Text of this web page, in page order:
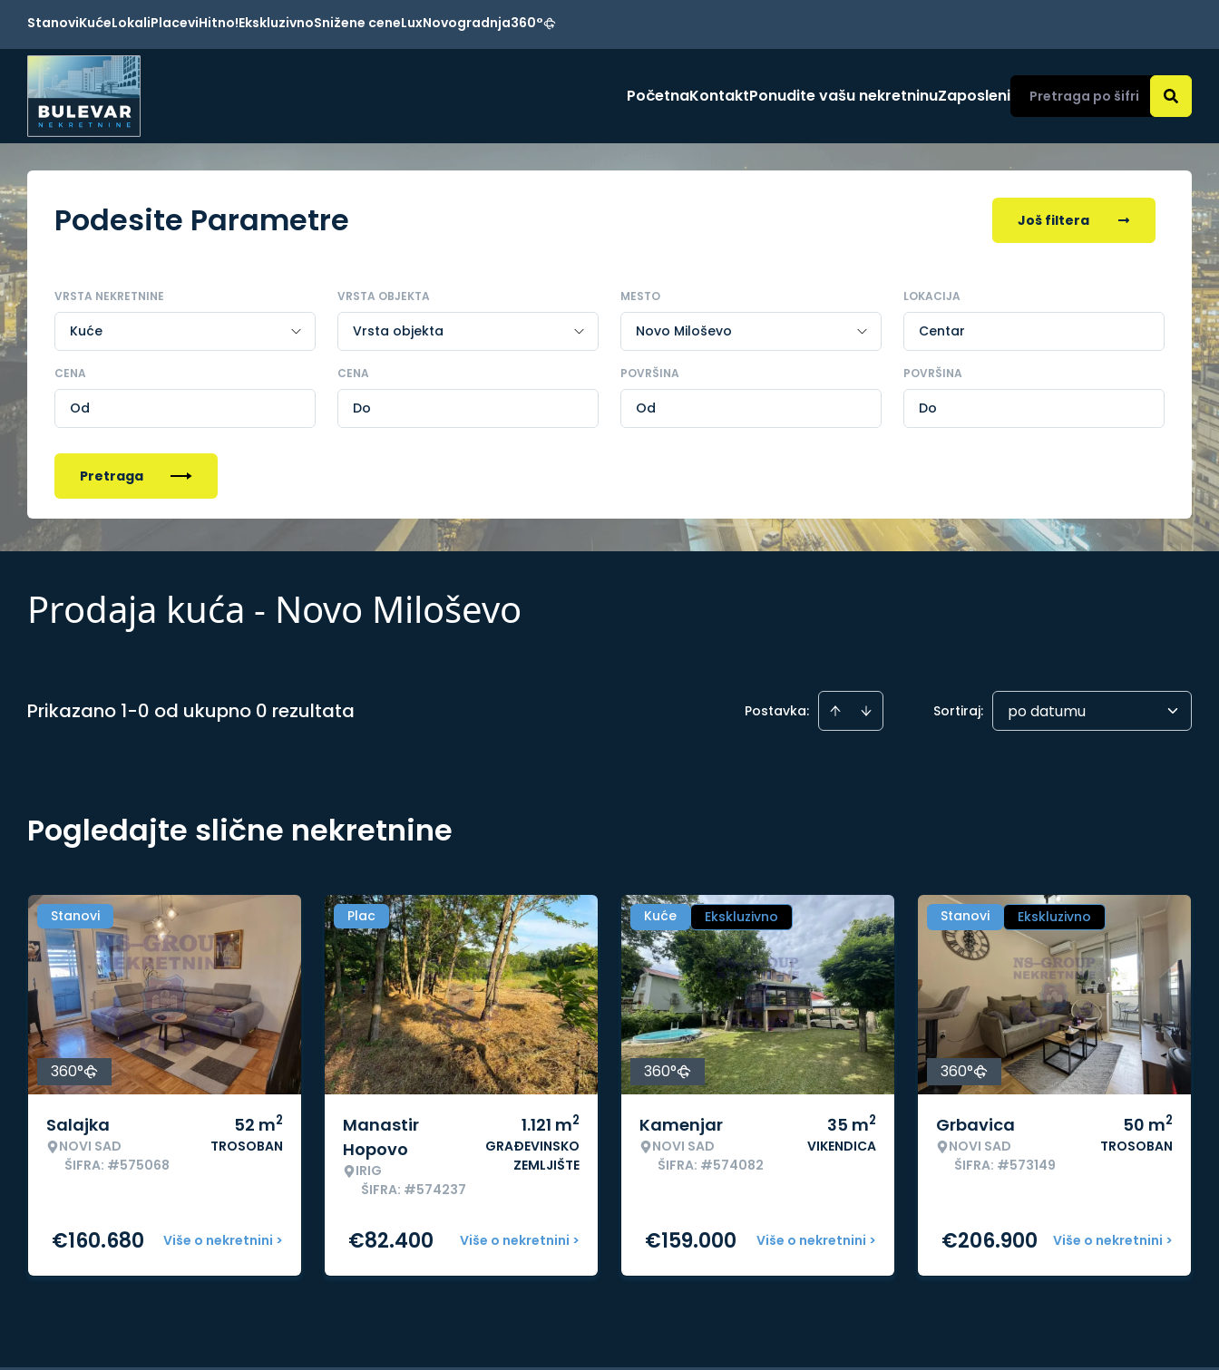
StanoviKućeLokaliPlaceviHitno!EkskluzivnoSnižene ceneLuxNovogradnja360°
PočetnaKontaktPonudite vašu nekretninuZaposleni
Podesite Parametre Još filtera
VRSTA NEKRETNINE VRSTA OBJEKTA MESTO LOKACIJA
Centar
CENA CENA POVRŠINA POVRŠINA
Pretraga
Prodaja kuća - Novo Miloševo
Prikazano 1-0 od ukupno 0 rezultata Postavka: Sortiraj: po datumu
Pogledajte slične nekretnine
Stanovi
360°
Salajka
NOVI SAD
ŠIFRA: #575068
52 m2
TROSOBAN
Više o nekretnini >
€160.680
Plac
Manastir
Hopovo
IRIG
ŠIFRA: #574237
1.121 m2
GRAĐEVINSKO
ZEMLJIŠTE
Više o nekretnini >
€82.400
Kuće Ekskluzivno
360°
Kamenjar
NOVI SAD
ŠIFRA: #574082
35 m2
VIKENDICA
Više o nekretnini >
€159.000
Stanovi Ekskluzivno
360°
Grbavica
NOVI SAD
ŠIFRA: #573149
50 m2
TROSOBAN
Više o nekretnini >
€206.900